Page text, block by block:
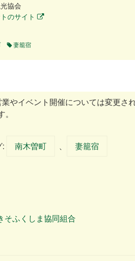
協会
のサイト
妻籠宿
やイベント開催については変更さ
: 南木曽町 、 妻籠宿
そふくしま協同組合